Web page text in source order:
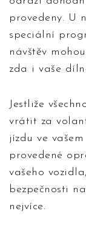
provedeny. U
speciální
návštěv
zda i vaše
Jestliže
vrátit za
jízdu ve
provedené
vašeho
bezpečnosti
nejvíce.